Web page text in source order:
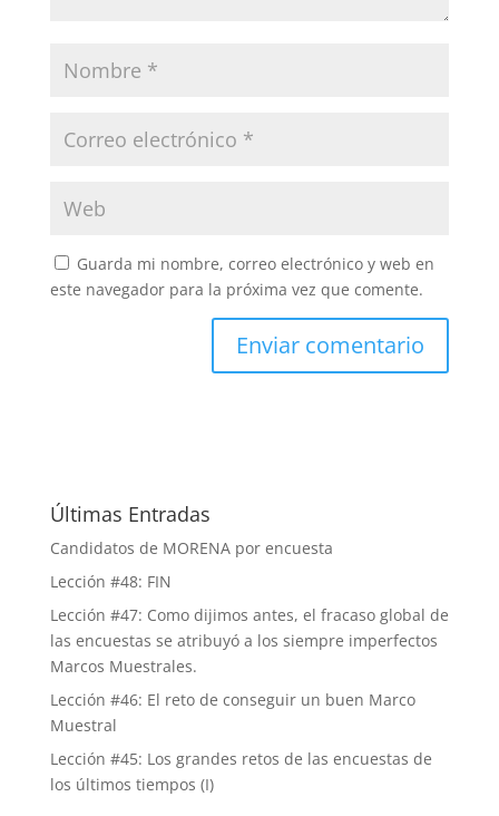
Guarda mi nombre, correo electrónico y web en
este navegador para la próxima vez que comente.
Últimas Entradas
Candidatos de MORENA por encuesta
Lección #48: FIN
Lección #47: Como dijimos antes, el fracaso global de
las encuestas se atribuyó a los siempre imperfectos
Marcos Muestrales.
Lección #46: El reto de conseguir un buen Marco
Muestral
Lección #45: Los grandes retos de las encuestas de
los últimos tiempos (I)